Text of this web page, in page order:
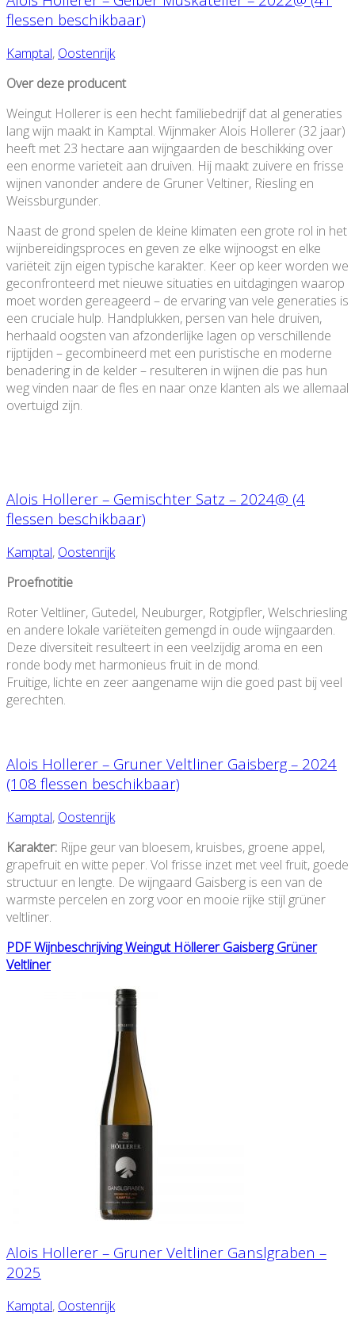
flessen beschikbaar)
Kamptal, Oostenrijk
Over deze producent
Weingut Hollerer is een hecht familiebedrijf dat al generaties
lang wijn maakt in Kamptal. Wijnmaker Alois Hollerer (32 jaar)
heeft met 23 hectare aan wijngaarden de beschikking over
een enorme varieteit aan druiven. Hij maakt zuivere en frisse
wijnen vanonder andere de Gruner Veltiner, Riesling en
Weissburgunder.
Naast de grond spelen de kleine klimaten een grote rol in het
wijnbereidingsproces en geven ze elke wijnoogst en elke
variëteit zijn eigen typische karakter. Keer op keer worden we
geconfronteerd met nieuwe situaties en uitdagingen waarop
moet worden gereageerd – de ervaring van vele generaties is
een cruciale hulp. Handplukken, persen van hele druiven,
herhaald oogsten van afzonderlijke lagen op verschillende
rijptijden – gecombineerd met een puristische en moderne
benadering in de kelder – resulteren in wijnen die pas hun
weg vinden naar de fles en naar onze klanten als we allemaal
overtuigd zijn.
Alois Hollerer – Gemischter Satz – 2024@ (4
flessen beschikbaar)
Kamptal, Oostenrijk
Proefnotitie
Roter Veltliner, Gutedel, Neuburger, Rotgipfler, Welschriesling
en andere lokale variëteiten gemengd in oude wijngaarden.
Deze diversiteit resulteert in een veelzijdig aroma en een
ronde body met harmonieus fruit in de mond.
Fruitige, lichte en zeer aangename wijn die goed past bij veel
gerechten.
Alois Hollerer – Gruner Veltliner Gaisberg – 2024
(108 flessen beschikbaar)
Kamptal, Oostenrijk
Karakter: Rijpe geur van bloesem, kruisbes, groene appel,
grapefruit en witte peper. Vol frisse inzet met veel fruit, goede
structuur en lengte. De wijngaard Gaisberg is een van de
warmste percelen en zorg voor en mooie rijke stijl grüner
veltliner.
PDF Wijnbeschrijving Weingut Höllerer Gaisberg Grüner
Veltliner
Alois Hollerer – Gruner Veltliner Ganslgraben –
2025
Kamptal, Oostenrijk